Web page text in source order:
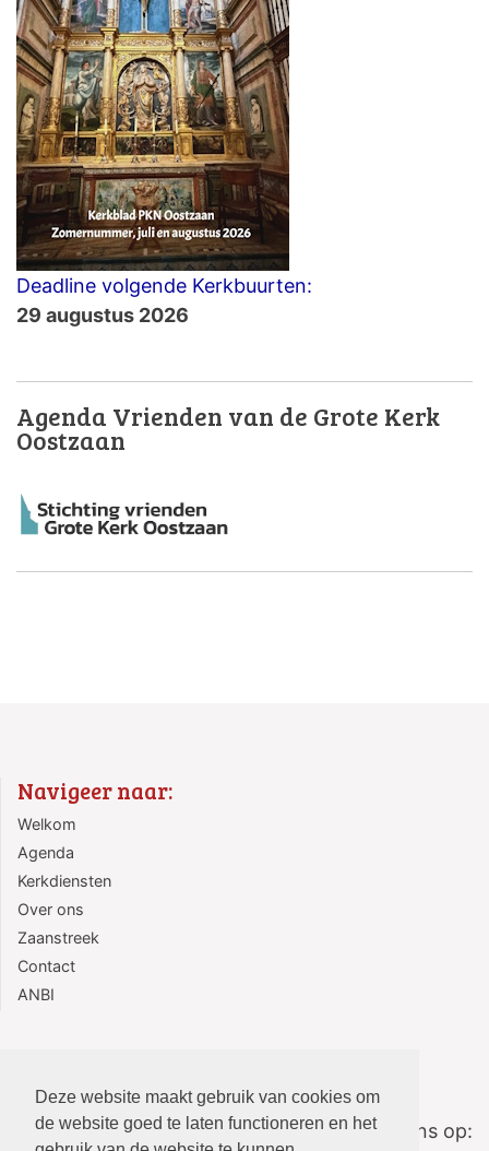
Deze website maakt gebruik van cookies om
de website goed te laten functioneren en het
Deadline volgende Kerkbuurten:
29 augustus 2026
Agenda Vrienden van de Grote Kerk
Oostzaan
Navigeer naar:
Welkom
Agenda
Kerkdiensten
Over ons
Zaanstreek
Contact
ANBI
Volg ons op: